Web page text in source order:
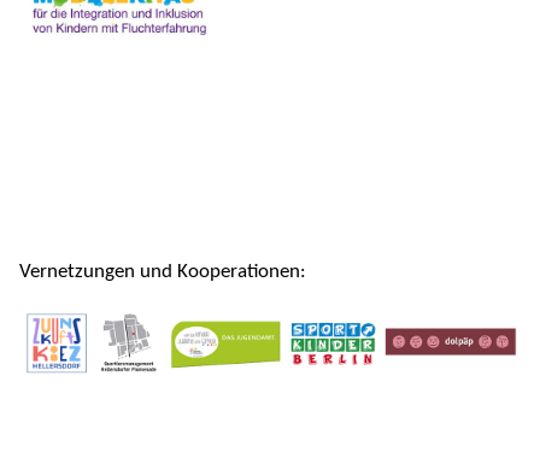
Vernetzungen und Kooperationen: